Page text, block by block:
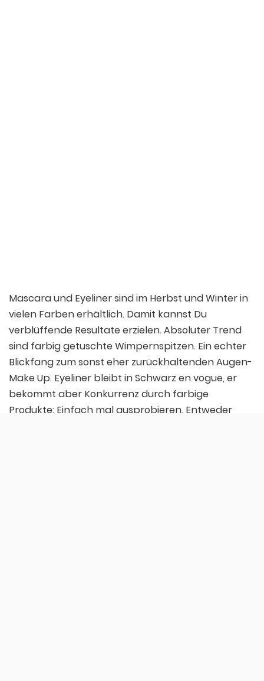
Mascara und Eyeliner sind im Herbst und Winter in
vielen Farben erhältlich. Damit kannst Du
verblüffende Resultate erzielen. Absoluter Trend
sind farbig getuschte Wimpernspitzen. Ein echter
Blickfang zum sonst eher zurückhaltenden Augen-
Make Up. Eyeliner bleibt in Schwarz en vogue, er
bekommt aber Konkurrenz durch farbige
Produkte: Einfach mal ausprobieren. Entweder